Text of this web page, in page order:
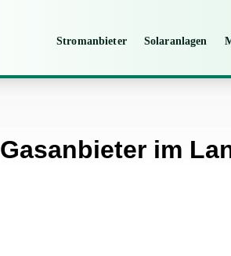
Stromanbieter Solaranlagen
Gasanbieter im